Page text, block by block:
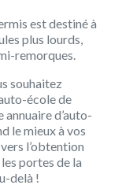
est destiné à
plus lourds,
remorques.
souhaitez
école de
d’auto-
le mieux à vos
l’obtention
portes de la
delà !